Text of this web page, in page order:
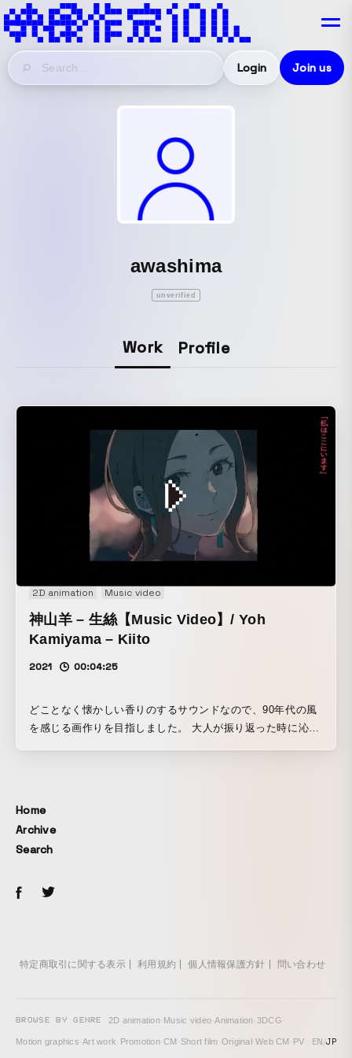
Login Join us
awashima
unverified
Work Profile
2D animation Music video
神山羊 – 生絲【Music Video】/ Yoh
Kamiyama – Kiito
2021 00:04:25
どことなく懐かしい香りのするサウンドなので、90年代の風
を感じる画作りを目指しました。 大人が振り返った時に沁み
Home
Archive
Search
特定商取引に関する表示 利用規約 個人情報保護方針 問い合わせ
BROWSE BY GENRE 2D animation· Music video·Animation·3DCG·
Motion graphics·Art work· Promotion·CM · Short film·Original ·Web CM · PV EN/JP